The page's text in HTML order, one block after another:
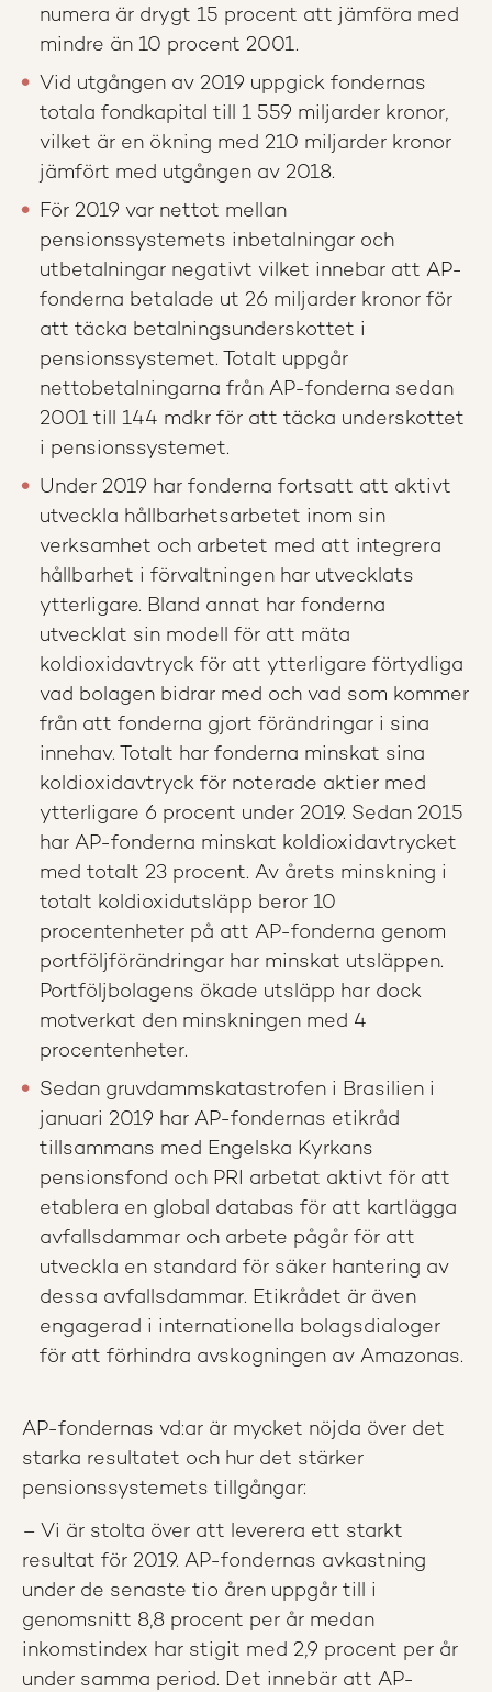
numera är drygt 15 procent att jämföra med
mindre än 10 procent 2001.
Vid utgången av 2019 uppgick fondernas
totala fondkapital till 1 559 miljarder kronor,
vilket är en ökning med 210 miljarder kronor
jämfört med utgången av 2018.
För 2019 var nettot mellan
pensionssystemets inbetalningar och
utbetalningar negativt vilket innebar att AP-
fonderna betalade ut 26 miljarder kronor för
att täcka betalningsunderskottet i
pensionssystemet. Totalt uppgår
nettobetalningarna från AP-fonderna sedan
2001 till 144 mdkr för att täcka underskottet
i pensionssystemet.
Under 2019 har fonderna fortsatt att aktivt
utveckla hållbarhetsarbetet inom sin
verksamhet och arbetet med att integrera
hållbarhet i förvaltningen har utvecklats
ytterligare. Bland annat har fonderna
utvecklat sin modell för att mäta
koldioxidavtryck för att ytterligare förtydliga
vad bolagen bidrar med och vad som kommer
från att fonderna gjort förändringar i sina
innehav. Totalt har fonderna minskat sina
koldioxidavtryck för noterade aktier med
ytterligare 6 procent under 2019. Sedan 2015
har AP-fonderna minskat koldioxidavtrycket
med totalt 23 procent. Av årets minskning i
totalt koldioxidutsläpp beror 10
procentenheter på att AP-fonderna genom
portföljförändringar har minskat utsläppen.
Portföljbolagens ökade utsläpp har dock
motverkat den minskningen med 4
procentenheter.
Sedan gruvdammskatastrofen i Brasilien i
januari 2019 har AP-fondernas etikråd
tillsammans med Engelska Kyrkans
pensionsfond och PRI arbetat aktivt för att
etablera en global databas för att kartlägga
avfallsdammar och arbete pågår för att
utveckla en standard för säker hantering av
dessa avfallsdammar. Etikrådet är även
engagerad i internationella bolagsdialoger
för att förhindra avskogningen av Amazonas.
AP-fondernas vd:ar är mycket nöjda över det
starka resultatet och hur det stärker
pensionssystemets tillgångar:
– Vi är stolta över att leverera ett starkt
resultat för 2019. AP-fondernas avkastning
under de senaste tio åren uppgår till i
genomsnitt 8,8 procent per år medan
inkomstindex har stigit med 2,9 procent per år
under samma period. Det innebär att AP-